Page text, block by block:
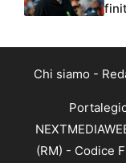
Chi siamo -
(RM) - Codice